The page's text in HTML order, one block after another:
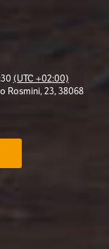
(UTC +02:00)
Rosmini, 23, 38068